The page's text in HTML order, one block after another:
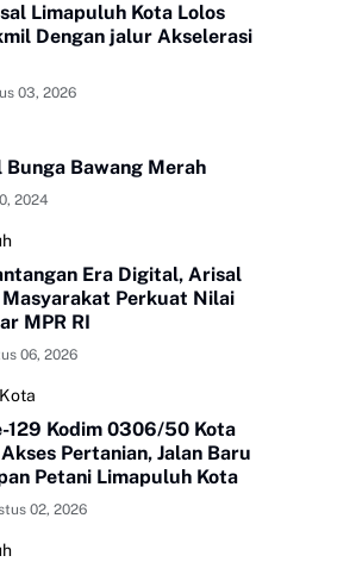
Limapuluh Kota Lolos
Dengan jalur Akselerasi
03, 2026
Bunga Bawang Merah
2024
Era Digital, Arisal
Perkuat Nilai
MPR RI
06, 2026
129 Kodim 0306/50 Kota
Pertanian, Jalan Baru
Petani Limapuluh Kota
02, 2026